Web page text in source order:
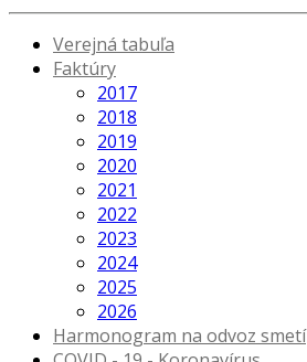
Verejná tabuľa
Faktúry
2017
2018
2019
2020
2021
2022
2023
2024
2025
2026
Harmonogram na odvoz smetí